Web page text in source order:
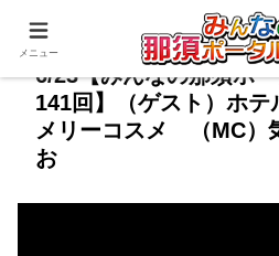
6/23【みんなの那須ポ
141回】（ゲスト）ホテ
メリーコスメ （MC）
お
メニュー